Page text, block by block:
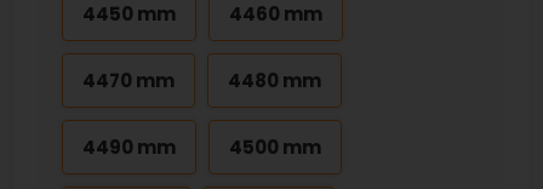
4450 mm 4460 mm
4470 mm 4480 mm
4490 mm 4500 mm